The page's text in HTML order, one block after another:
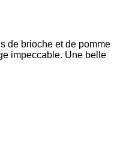
de brioche et de pomme
impeccable. Une belle